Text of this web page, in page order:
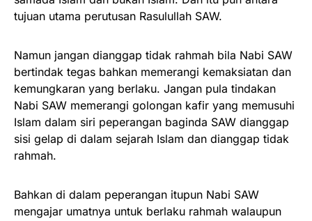
tujuan utama perutusan Rasulullah SAW.
Namun jangan dianggap tidak rahmah bila Nabi SAW
bertindak tegas bahkan memerangi kemaksiatan dan
kemungkaran yang berlaku. Jangan pula tindakan
Nabi SAW memerangi golongan kafir yang memusuhi
Islam dalam siri peperangan baginda SAW dianggap
sisi gelap di dalam sejarah Islam dan dianggap tidak
rahmah.
Bahkan di dalam peperangan itupun Nabi SAW
mengajar umatnya untuk berlaku rahmah walaupun